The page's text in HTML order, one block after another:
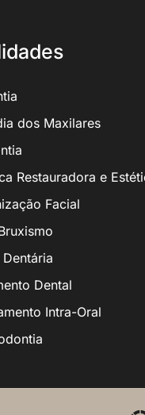
dos Maxilares
Restauradora e
Facial
Dental
Intra-Oral